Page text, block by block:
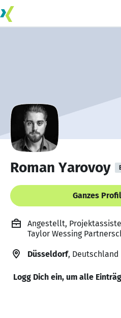
Roman Yarovoy
Ganzes
Angestellt,
Taylor Wessing
Düsseldorf, Deutschland
Logg Dich ein, um alle